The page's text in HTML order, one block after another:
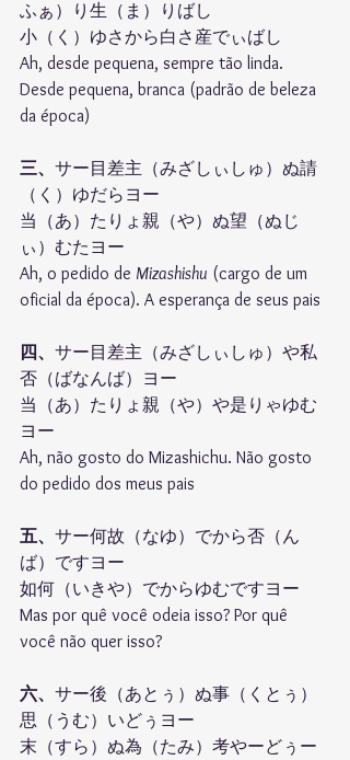
ふぁ）り生（ま）りばし
小（く）ゆさから白さ産でぃばし
Ah, desde pequena, sempre tão linda.
Desde pequena, branca (padrão de beleza
da época)
三、 サー目差主（みざしぃしゅ）ぬ請
（く）ゆだらヨー
当（あ）たりょ親（や）ぬ望（ぬじ
ぃ）むたヨー
Ah, o pedido de Mizashishu (cargo de um
oficial da época). A esperança de seus pais
四、 サー目差主（みざしぃしゅ）や私
否（ばなんば）ヨー
当（あ）たりょ親（や）や是りゃゆむ
ヨー
Ah, não gosto do Mizashichu. Não gosto
do pedido dos meus pais
五、 サー何故（なゆ）でから否（ん
ば）ですヨー
如何（いきや）でからゆむですヨー
Mas por quê você odeia isso? Por quê
você não quer isso?
六、 サー後（あとぅ）ぬ事（くとぅ）
思（うむ）いどぅヨー
末（すら）ぬ為（たみ）考やーどぅー